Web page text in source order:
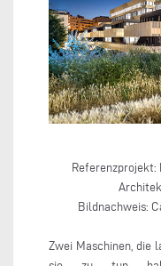
Referenzprojekt:
Bildnachweis:
Zwei Maschinen, die